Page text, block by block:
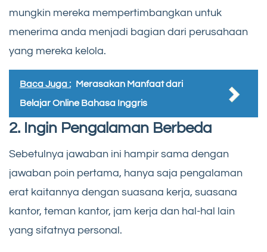
mungkin mereka mempertimbangkan untuk
menerima anda menjadi bagian dari perusahaan
yang mereka kelola.
Baca Juga : Merasakan Manfaat dari
Belajar Online Bahasa Inggris
2. Ingin Pengalaman Berbeda
Sebetulnya jawaban ini hampir sama dengan
jawaban poin pertama, hanya saja pengalaman
erat kaitannya dengan suasana kerja, suasana
kantor, teman kantor, jam kerja dan hal-hal lain
yang sifatnya personal.